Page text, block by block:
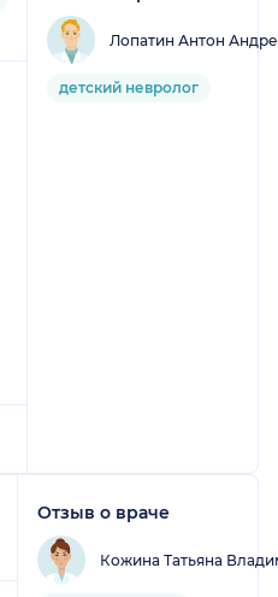
Лопатин Антон
детский невролог
Отзыв о враче
Кожина Татьяна